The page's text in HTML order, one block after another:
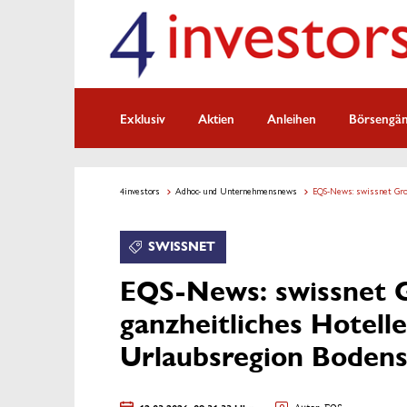
Exklusiv Aktien Anleihen
4investors Adhoc- und Unternehmensnews EQS-News: swissnet
SWISSNET
EQS-News: swissnet
ganzheitliches
Urlaubsregion